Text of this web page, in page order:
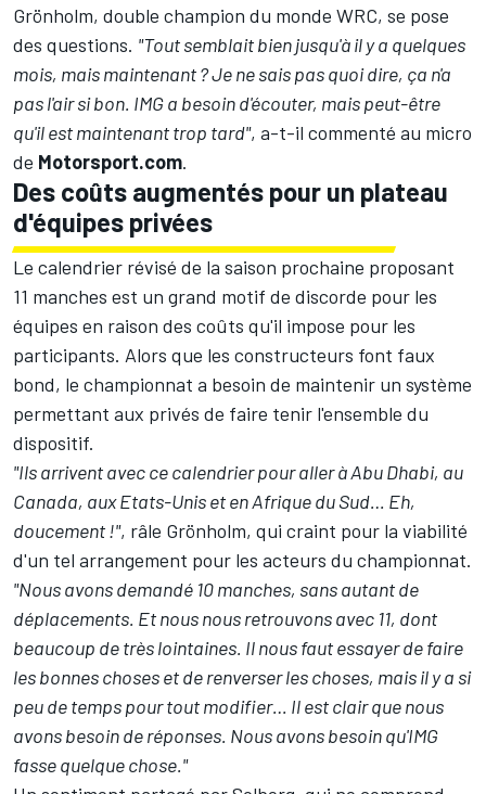
Grönholm, double champion du monde WRC, se pose
des questions. "Tout semblait bien jusqu'à il y a quelques
mois, mais maintenant ? Je ne sais pas quoi dire, ça n'a
pas l'air si bon. IMG a besoin d'écouter, mais peut-être
qu'il est maintenant trop tard", a-t-il commenté au micro
de Motorsport.com.
Des coûts augmentés pour un plateau
d'équipes privées
Le calendrier révisé de la saison prochaine proposant
11 manches est un grand motif de discorde pour les
équipes en raison des coûts qu'il impose pour les
participants. Alors que les constructeurs font faux
bond, le championnat a besoin de maintenir un système
permettant aux privés de faire tenir l'ensemble du
dispositif.
"Ils arrivent avec ce calendrier pour aller à Abu Dhabi, au
Canada, aux Etats-Unis et en Afrique du Sud… Eh,
doucement !", râle Grönholm, qui craint pour la viabilité
d'un tel arrangement pour les acteurs du championnat.
"Nous avons demandé 10 manches, sans autant de
déplacements. Et nous nous retrouvons avec 11, dont
beaucoup de très lointaines. Il nous faut essayer de faire
les bonnes choses et de renverser les choses, mais il y a si
peu de temps pour tout modifier… Il est clair que nous
avons besoin de réponses. Nous avons besoin qu'IMG
fasse quelque chose."